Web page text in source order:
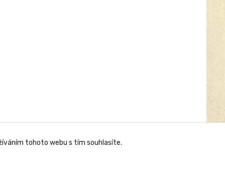
tohoto webu s tím souhlasíte.